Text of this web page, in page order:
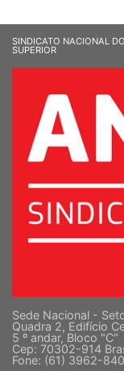
SINDICATO NACIONAL
SUPERIOR
Sede Nacional -
Quadra 2, Edifício
5 º andar, Bloco "C"
Cep: 70302-914
Fone: (61) 3962-